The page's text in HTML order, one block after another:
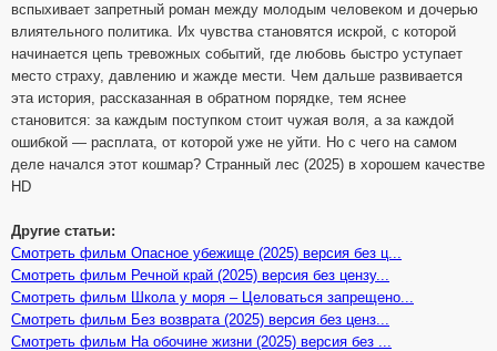
вспыхивает запретный роман между молодым человеком и дочерью
влиятельного политика. Их чувства становятся искрой, с которой
начинается цепь тревожных событий, где любовь быстро уступает
место страху, давлению и жажде мести. Чем дальше развивается
эта история, рассказанная в обратном порядке, тем яснее
становится: за каждым поступком стоит чужая воля, а за каждой
ошибкой — расплата, от которой уже не уйти. Но с чего на самом
деле начался этот кошмар? Странный лес (2025) в хорошем качестве
HD
Другие статьи:
Смотреть фильм Опасное убежище (2025) версия без ц...
Смотреть фильм Речной край (2025) версия без цензу...
Смотреть фильм Школа у моря – Целоваться запрещено...
Смотреть фильм Без возврата (2025) версия без ценз...
Смотреть фильм На обочине жизни (2025) версия без ...